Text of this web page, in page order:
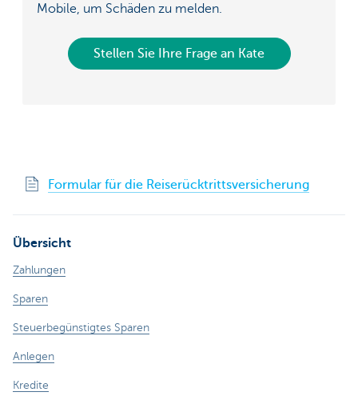
Mobile, um Schäden zu melden.
Stellen Sie Ihre Frage an Kate
Formular für die Reiserücktrittsversicherung
Übersicht
Zahlungen
Sparen
Steuerbegünstigtes Sparen
Anlegen
Kredite